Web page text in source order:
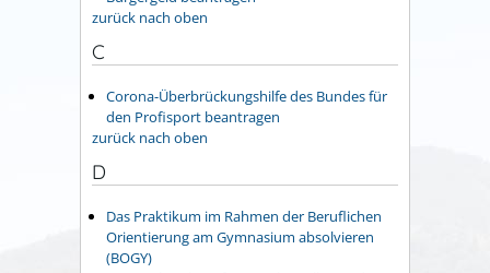
zurück nach oben
C
Corona-Überbrückungshilfe des Bundes für
den Profisport beantragen
zurück nach oben
D
Das Praktikum im Rahmen der Beruflichen
Orientierung am Gymnasium absolvieren
(BOGY)